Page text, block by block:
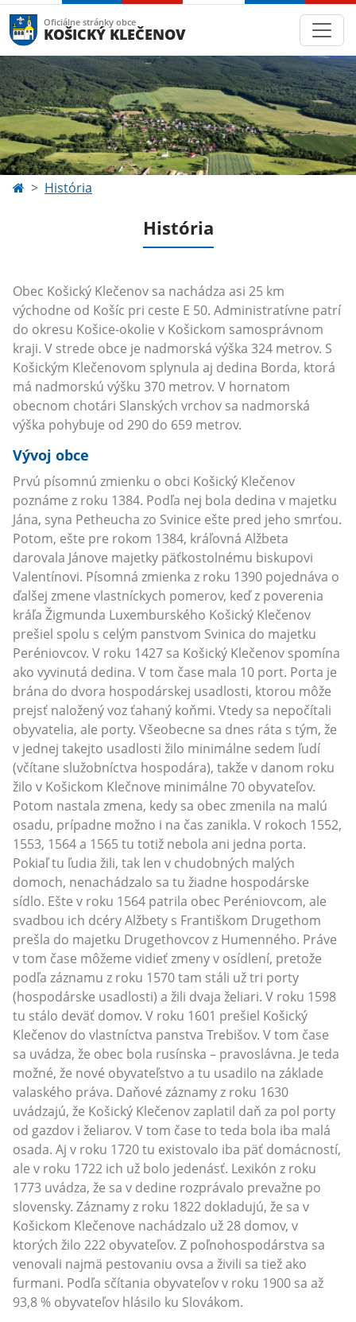
Oficiálne stránky obce
KOŠICKÝ KLEČENOV
História
História
Obec Košický Klečenov sa nachádza asi 25 km
východne od Košíc pri ceste E 50. Administratívne patrí
do okresu Košice-okolie v Košickom samosprávnom
kraji. V strede obce je nadmorská výška 324 metrov. S
Košickým Klečenovom splynula aj dedina Borda, ktorá
má nadmorskú výšku 370 metrov. V hornatom
obecnom chotári Slanských vrchov sa nadmorská
výška pohybuje od 290 do 659 metrov.
Vývoj obce
Prvú písomnú zmienku o obci Košický Klečenov
poznáme z roku 1384. Podľa nej bola dedina v majetku
Jána, syna Petheucha zo Svinice ešte pred jeho smrťou.
Potom, ešte pre rokom 1384, kráľovná Alžbeta
darovala Jánove majetky päťkostolnému biskupovi
Valentínovi. Písomná zmienka z roku 1390 pojednáva o
ďalšej zmene vlastníckych pomerov, keď z poverenia
kráľa Žigmunda Luxemburského Košický Klečenov
prešiel spolu s celým panstvom Svinica do majetku
Peréniovcov. V roku 1427 sa Košický Klečenov spomína
ako vyvinutá dedina. V tom čase mala 10 port. Porta je
brána do dvora hospodárskej usadlosti, ktorou môže
prejsť naložený voz ťahaný koňmi. Vtedy sa nepočítali
obyvatelia, ale porty. Všeobecne sa dnes ráta s tým, že
v jednej takejto usadlosti žilo minimálne sedem ľudí
(včítane služobníctva hospodára), takže v danom roku
žilo v Košickom Klečnove minimálne 70 obyvateľov.
Potom nastala zmena, kedy sa obec zmenila na malú
osadu, prípadne možno i na čas zanikla. V rokoch 1552,
1553, 1564 a 1565 tu totiž nebola ani jedna porta.
Pokiaľ tu ľudia žili, tak len v chudobných malých
domoch, nenachádzalo sa tu žiadne hospodárske
sídlo. Ešte v roku 1564 patrila obec Peréniovcom, ale
svadbou ich dcéry Alžbety s Františkom Drugethom
prešla do majetku Drugethovcov z Humenného. Práve
v tom čase môžeme vidieť zmeny v osídlení, pretože
podľa záznamu z roku 1570 tam stáli už tri porty
(hospodárske usadlosti) a žili dvaja želiari. V roku 1598
tu stálo deväť domov. V roku 1601 prešiel Košický
Klečenov do vlastníctva panstva Trebišov. V tom čase
sa uvádza, že obec bola rusínska – pravoslávna. Je teda
možné, že nové obyvateľstvo a tu usadilo na základe
valaského práva. Daňové záznamy z roku 1630
uvádzajú, že Košický Klečenov zaplatil daň za pol porty
od gazdov i želiarov. V tom čase to teda bola iba malá
osada. Aj v roku 1720 tu existovalo iba päť domácností,
ale v roku 1722 ich už bolo jedenásť. Lexikón z roku
1773 uvádza, že sa v dedine rozprávalo prevažne po
slovensky. Záznamy z roku 1822 dokladujú, že sa v
Košickom Klečenove nachádzalo už 28 domov, v
ktorých žilo 222 obyvateľov. Z poľnohospodárstva sa
venovali najmä pestovaniu ovsa a živili sa tiež ako
furmani. Podľa sčítania obyvateľov v roku 1900 sa až
93,8 % obyvateľov hlásilo ku Slovákom.